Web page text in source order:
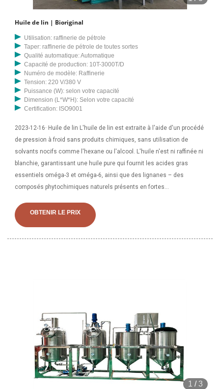
Huile de lin | Bioriginal
Utilisation: raffinerie de pétrole
Taper: raffinerie de pétrole de toutes sortes
Qualité automatique: Automatique
Capacité de production: 10T-3000T/D
Numéro de modèle: Raffinerie
Tension: 220 V/380 V
Puissance (W): selon votre capacité
Dimension (L*W*H): Selon votre capacité
Certification: ISO9001
2023-12-16· Huile de lin L'huile de lin est extraite à l'aide d'un procédé
de pression à froid sans produits chimiques, sans utilisation de
solvants nocifs comme l'hexane ou l'alcool. L'huile n'est ni raffinée ni
blanchie, garantissant une huile pure qui fournit les acides gras
essentiels oméga-3 et oméga-6, ainsi que des lignanes – des
composés phytochimiques naturels présents en fortes
Burkina Faso . Le répertoire d'huile de lin pressée à froid du Burkina
Faso fournit une liste de produits d'huile de lin pressée à froid
OBTENIR LE PRIX
1 /3